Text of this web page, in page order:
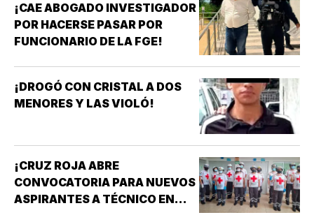
¡CAE ABOGADO INVESTIGADOR
POR HACERSE PASAR POR
FUNCIONARIO DE LA FGE!
¡DROGÓ CON CRISTAL A DOS
MENORES Y LAS VIOLÓ!
¡CRUZ ROJA ABRE
CONVOCATORIA PARA NUEVOS
ASPIRANTES A TÉCNICO EN